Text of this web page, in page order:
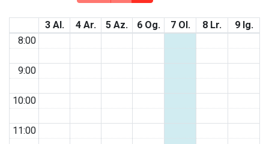
3 Al. 4 Ar. 5 Az. 6 Og. 7 Ol. 8 Lr.
9 Ig.
8:00
9:00
10:00
11:00